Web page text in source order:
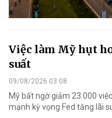
Việc làm Mỹ hụt
suất
09/08/2026 03:08
Mỹ bất ngờ giảm 23.000
mạnh kỳ vọng Fed tăng lãi